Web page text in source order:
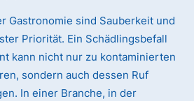
Gastronomie sind Sauberkeit und
Priorität. Ein Schädlingsbefall
kann nicht nur zu kontaminierten
sondern auch dessen Ruf
In einer Branche, in der